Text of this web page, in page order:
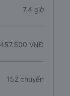
7.4 giờ
457.500 VNĐ
152 chuyến